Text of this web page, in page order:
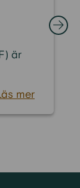
är
mer